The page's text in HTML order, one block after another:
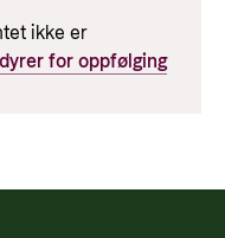
ikke er
for oppfølging